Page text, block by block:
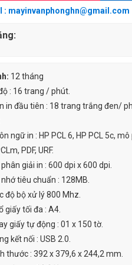
mayinvanphonghn@gmail.com
12 tháng
: 16 trang / phút.
in đầu tiên : 18 trang trắng đen/
ngữ in : HP PCL 6, HP PCL 5c,
PDF, URF.
giải in : 600 dpi x 600 dpi.
tiêu chuẩn : 128MB.
độ bộ xử lý 800 Mhz.
giấy tối đa : A4.
giấy tự động : 01 x 150 tờ.
kết nối : USB 2.0.
thước : 392 x 379,6 x 244,2 mm.